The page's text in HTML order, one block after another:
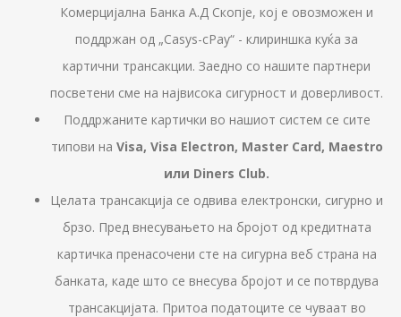
Комерцијална Банка А.Д Скопје, кој е овозможен и
поддржан од „Casys-cPay“ - клириншка куќа за
картични трансакции. Заедно со нашите партнери
посветени сме на највисока сигурност и доверливост.
Поддржаните картички во нашиот систем се сите
типови на Visa, Visa Electron, Master Card, Maestro
или Diners Club.
Целата трансакција се одвива електронски, сигурно и
брзо. Пред внесувањето на бројот од кредитната
картичка пренасочени сте на сигурна веб страна на
банката, каде што се внесува бројот и се потврдува
трансакцијата. Притоа податоците се чуваат во